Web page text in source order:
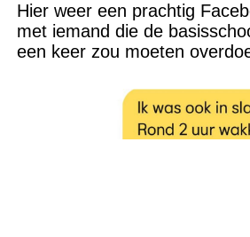
Hier weer een prachtig
met iemand die de
een keer zou moeten